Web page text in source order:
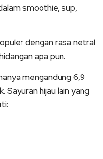
smoothie, sup,
dengan rasa netral
apa pun.
mengandung 6,9
Sayuran hijau lain yang